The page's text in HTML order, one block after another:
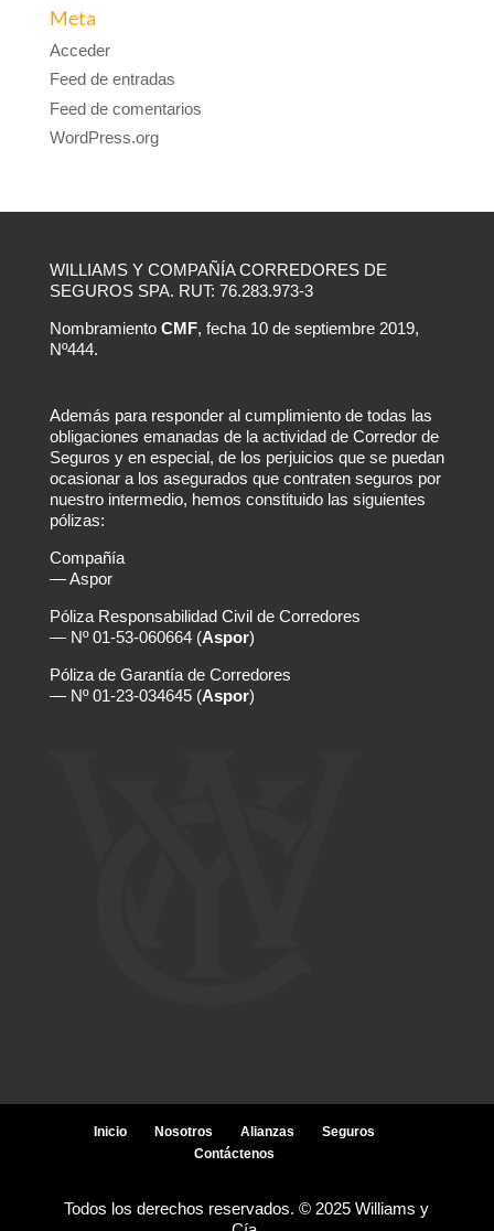
Meta
Acceder
Feed de entradas
Feed de comentarios
WordPress.org
WILLIAMS Y COMPAÑÍA CORREDORES DE
SEGUROS SPA. RUT: 76.283.973-3
Nombramiento CMF, fecha 10 de septiembre 2019,
Nº444.
Además para responder al cumplimiento de todas las
obligaciones emanadas de la actividad de Corredor de
Seguros y en especial, de los perjuicios que se puedan
ocasionar a los asegurados que contraten seguros por
nuestro intermedio, hemos constituido las siguientes
pólizas:
Compañía
— Aspor
Póliza Responsabilidad Civil de Corredores
— Nº 01-53-060664 (Aspor)
Póliza de Garantía de Corredores
— Nº 01-23-034645 (Aspor)
Inicio Nosotros Alianzas
Seguros
Contáctenos
Todos los derechos reservados. © 2025 Williams y